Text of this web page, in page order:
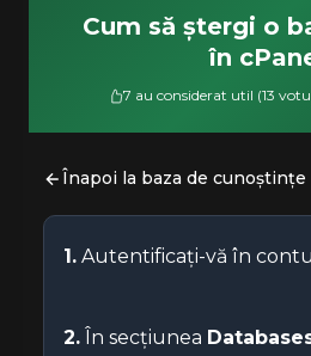
Cum să ștergi o
în
7 au considerat util (13
Înapoi la baza de cunoștințe
1. Autentificați-vă în
2. În secțiunea